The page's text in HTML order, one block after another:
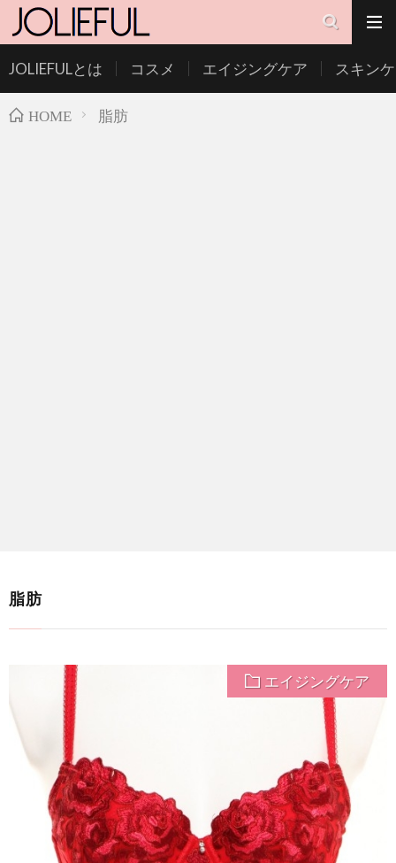
JOLIEFULとは コスメ エイジングケア スキン
HOME 脂肪
脂肪
エイジングケア